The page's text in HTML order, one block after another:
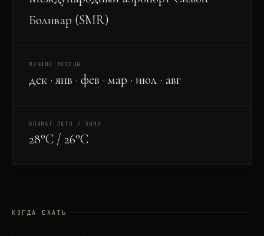
Боливар (SMR)
ЛУЧШИЕ МЕСЯЦЫ
дек · янв · фев · мар · июл · авг
КЛИМАТ ЛЕТО / ЗИМА
28°C / 26°C
КОГДА ЕХАТЬ